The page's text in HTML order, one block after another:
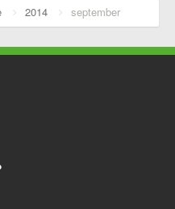
2014 september